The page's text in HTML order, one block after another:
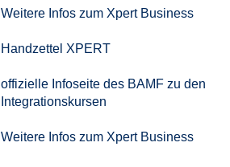
Weitere Infos zum Xpert Business
Handzettel XPERT
offizielle Infoseite des BAMF zu den
Integrationskursen
Weitere Infos zum Xpert Business